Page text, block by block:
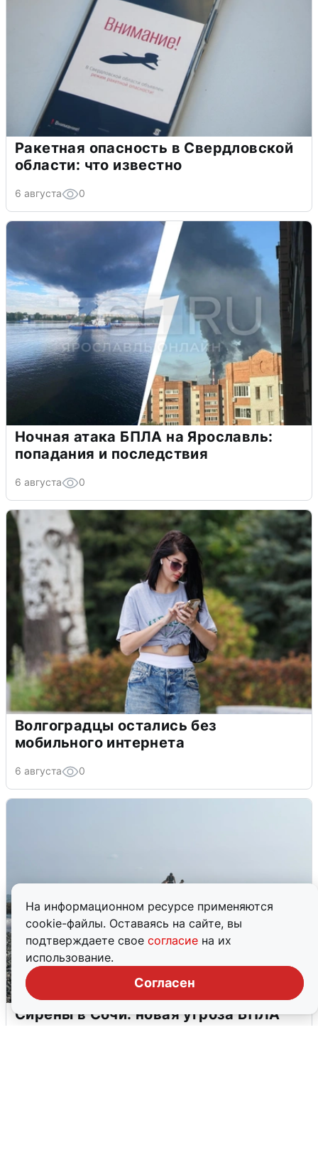
На информационном ресурсе применяются
cookie-файлы. Оставаясь на сайте, вы
подтверждаете свое согласие на их
использование.
Согласен
Ракетная опасность в Свердловской
области: что известно
6 августа 0
Ночная атака БПЛА на Ярославль:
попадания и последствия
6 августа 0
Волгоградцы остались без
мобильного интернета
6 августа 0
Сирены в Сочи: новая угроза БПЛА